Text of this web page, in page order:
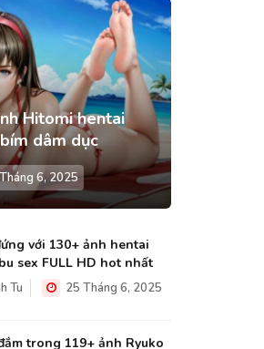
Hitomi hentai
dâm dục
6, 2025
với 130+ ảnh hentai
sex FULL HD hot nhất
Tu 25 Tháng 6, 2025
trong 119+ ảnh Ryuko